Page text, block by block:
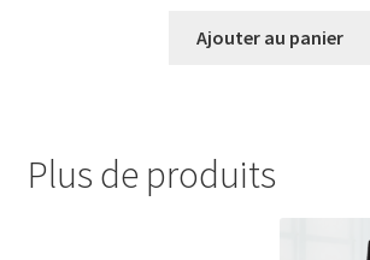
initial actuel
Ajouter au panier
Plus de produits